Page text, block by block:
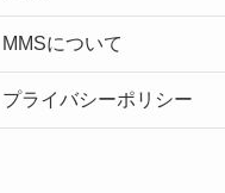
MMSについて
プライバシーポリシー